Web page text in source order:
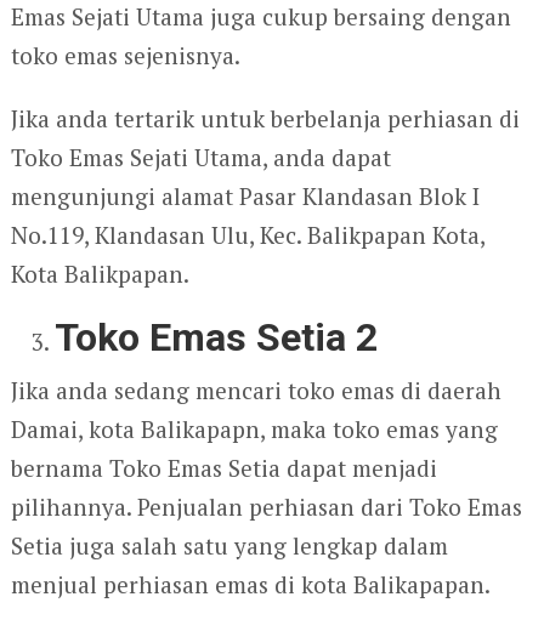
Emas Sejati Utama juga cukup bersaing dengan
toko emas sejenisnya.
Jika anda tertarik untuk berbelanja perhiasan di
Toko Emas Sejati Utama, anda dapat
mengunjungi alamat Pasar Klandasan Blok I
No.119, Klandasan Ulu, Kec. Balikpapan Kota,
Kota Balikpapan.
Toko Emas Setia 2
Jika anda sedang mencari toko emas di daerah
Damai, kota Balikapapn, maka toko emas yang
bernama Toko Emas Setia dapat menjadi
pilihannya. Penjualan perhiasan dari Toko Emas
Setia juga salah satu yang lengkap dalam
menjual perhiasan emas di kota Balikapapan.